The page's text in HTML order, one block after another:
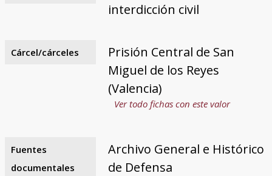
interdicción civil
Cárcel/cárceles
Prisión Central de San
Miguel de los Reyes
(Valencia)
Ver todo fichas con este valor
Fuentes
documentales
Archivo General e Histórico
de Defensa